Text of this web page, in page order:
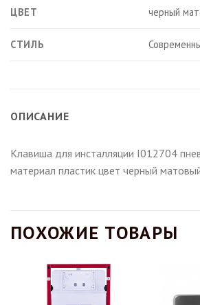
ЦВЕТ черный
СТИЛЬ
ОПИСАНИЕ
Клавиша для инсталляции I012704
материал пластик цвет черный
ПОХОЖИЕ ТОВАРЫ